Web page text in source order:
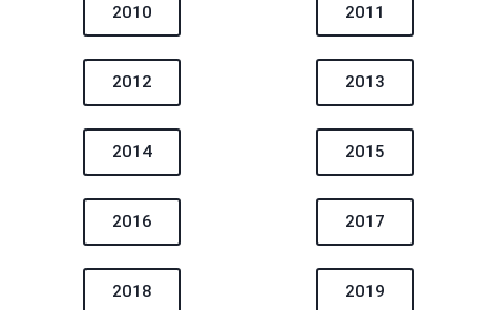
2010 2011
2012 2013
2014 2015
2016 2017
2018 2019